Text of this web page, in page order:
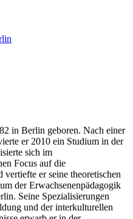
in Berlin geboren. Nach einer
er 2010 ein Studium in der
sich im
Focus auf die
er seine theoretischen
der Erwachsenenpädagogik
Seine Spezialisierungen
und der interkulturellen